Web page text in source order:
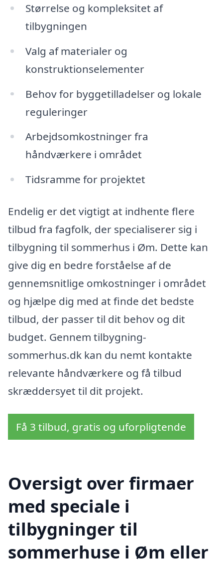
Størrelse og kompleksitet af
tilbygningen
Valg af materialer og
konstruktionselementer
Behov for byggetilladelser og lokale
reguleringer
Arbejdsomkostninger fra
håndværkere i området
Tidsramme for projektet
Endelig er det vigtigt at indhente flere
tilbud fra fagfolk, der specialiserer sig i
tilbygning til sommerhus i Øm. Dette kan
give dig en bedre forståelse af de
gennemsnitlige omkostninger i området
og hjælpe dig med at finde det bedste
tilbud, der passer til dit behov og dit
budget. Gennem tilbygning-
sommerhus.dk kan du nemt kontakte
relevante håndværkere og få tilbud
skræddersyet til dit projekt.
Få 3 tilbud, gratis og uforpligtende
Oversigt over firmaer
med speciale i
tilbygninger til
sommerhuse i Øm eller